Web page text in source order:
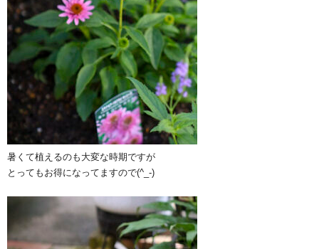
暑くて植えるのも大変な時期ですが
とってもお得になってますので(^_-)